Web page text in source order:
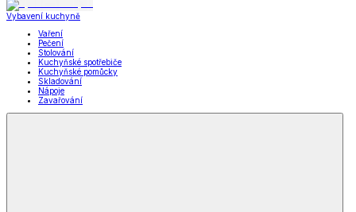
Vybavení kuchyně
Vaření
Pečení
Stolování
Kuchyňské spotřebiče
Kuchyňské pomůcky
Skladování
Nápoje
Zavařování